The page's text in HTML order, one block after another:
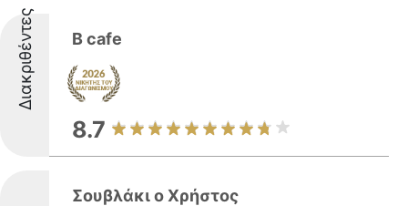
Διακριθέντες B cafe
8.7
Σουβλάκι ο Χρήστος